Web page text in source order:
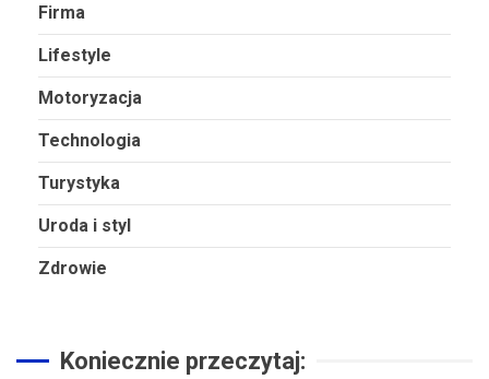
Firma
Lifestyle
Motoryzacja
Technologia
Turystyka
Uroda i styl
Zdrowie
Koniecznie przeczytaj: